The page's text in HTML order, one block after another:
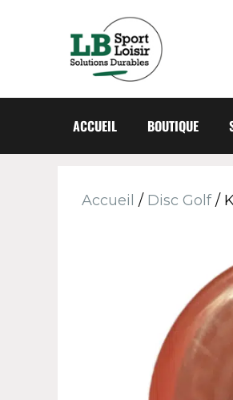
ACCUEIL BOUTIQUE
Accueil / Disc Golf/